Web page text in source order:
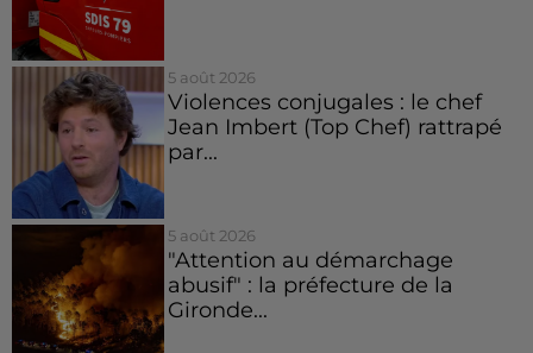
5 août 2026
Violences conjugales : le chef
Jean Imbert (Top Chef) rattrapé
par...
5 août 2026
"Attention au démarchage
abusif" : la préfecture de la
Gironde...